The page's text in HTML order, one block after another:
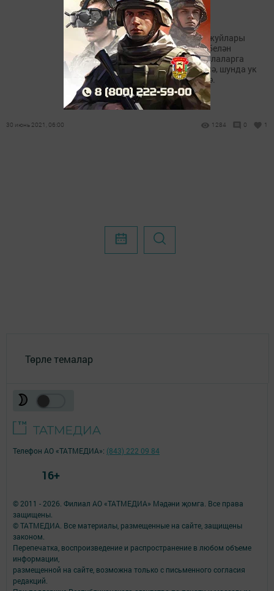
Татарларга Ленин “бүләге”
Дөньяның «рәхимсез» буржуйлары
Совет хөкүмәтенең сәясәт белән
агуланган түрәләреннән балаларга
карата игелекле эш көтмичә, шунда ук
җиң сызганып эшкә керешә.
30 июнь 2021, 06:00 1284 0 1
Төрле темалар
© 2011 - 2026. Филиал АО «ТАТМЕДИА» Мәдәни җомга. Все права
защищены.
© ТАТМЕДИА. Все материалы, размещенные на сайте, защищены
законом.
Перепечатка, воспроизведение и распространение в любом объеме
информации,
размещенной на сайте, возможна только с письменного согласия
редакций.
Телефон АО «ТАТМЕДИА»: (843) 222 09 84
16+